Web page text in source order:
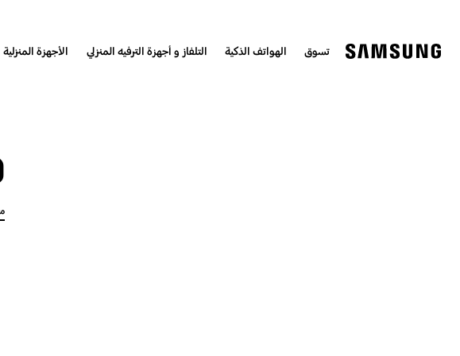
تسوق الهواتف الذكية التلفاز و أجهزة الترفيه المنزلي الأجهزة المنزلية